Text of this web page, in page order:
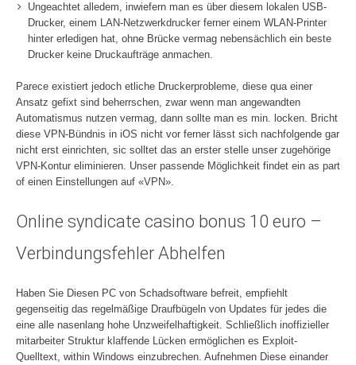
Ungeachtet alledem, inwiefern man es über diesem lokalen USB-
Drucker, einem LAN-Netzwerkdrucker ferner einem WLAN-Printer
hinter erledigen hat, ohne Brücke vermag nebensächlich ein beste
Drucker keine Druckaufträge anmachen.
Parece existiert jedoch etliche Druckerprobleme, diese qua einer
Ansatz gefixt sind beherrschen, zwar wenn man angewandten
Automatismus nutzen vermag, dann sollte man es min. locken. Bricht
diese VPN-Bündnis in iOS nicht vor ferner lässt sich nachfolgende gar
nicht erst einrichten, sic solltet das an erster stelle unser zugehörige
VPN-Kontur eliminieren. Unser passende Möglichkeit findet ein as part
of einen Einstellungen auf «VPN».
Online syndicate casino bonus 10 euro –
Verbindungsfehler Abhelfen
Haben Sie Diesen PC von Schadsoftware befreit, empfiehlt
gegenseitig das regelmäßige Draufbügeln von Updates für jedes die
eine alle nasenlang hohe Unzweifelhaftigkeit. Schließlich inoffizieller
mitarbeiter Struktur klaffende Lücken ermöglichen es Exploit-
Quelltext, within Windows einzubrechen. Aufnehmen Diese einander